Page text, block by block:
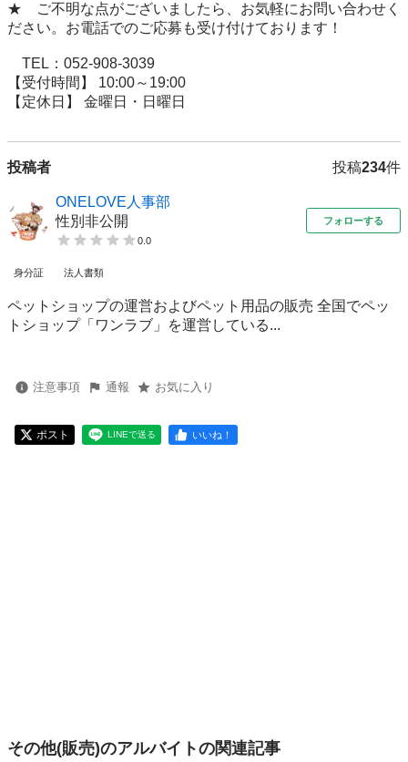
★　ご不明な点がございましたら、お気軽にお問い合わせく
ださい。お電話でのご応募も受け付けております！
TEL：052-908-3039
【受付時間】 10:00～19:00
【定休日】 金曜日・日曜日
投稿者 投稿234件
ONELOVE人事部
性別非公開
0.0
フォローする
身分証 法人書類
ペットショップの運営およびペット用品の販売 全国でペッ
トショップ「ワンラブ」を運営している...
注意事項 通報 お気に入り
ポスト LINEで送る いいね！
その他(販売)のアルバイトの関連記事